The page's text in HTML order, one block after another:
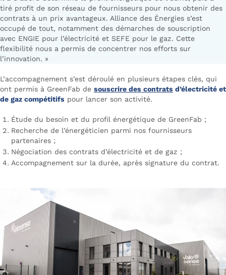
tiré profit de son réseau de fournisseurs pour nous obtenir des
contrats à un prix avantageux. Alliance des Énergies s’est
occupé de tout, notamment des démarches de souscription
avec ENGIE pour l’électricité et SEFE pour le gaz. Cette
flexibilité nous a permis de concentrer nos efforts sur
l’innovation. »
L’accompagnement s’est déroulé en plusieurs étapes clés, qui
ont permis à GreenFab de souscrire des contrats d’électricité et
de gaz compétitifs pour lancer son activité.
Étude du besoin et du profil énergétique de GreenFab ;
Recherche de l’énergéticien parmi nos fournisseurs
partenaires ;
Négociation des contrats d’électricité et de gaz ;
Accompagnement sur la durée, après signature du contrat.